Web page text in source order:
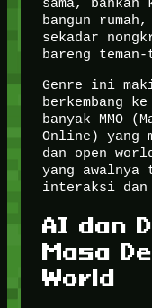
bangun
sekadar
bareng
Genre ini
berkembang
banyak MMO
Online) yang
dan open
yang
interaksi dan
AI dan
Masa
World